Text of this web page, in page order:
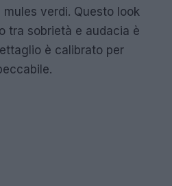
verdi. Questo look
tra sobrietà e audacia è
è calibrato per